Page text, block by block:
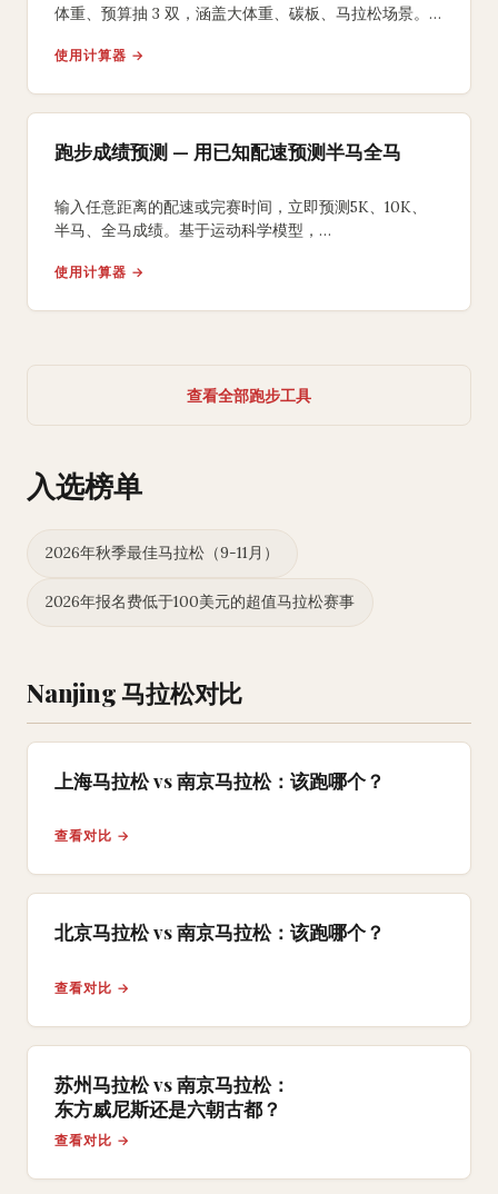
体重、预算抽 3 双，涵盖大体重、碳板、马拉松场景。
使用计算器 →
跑步成绩预测 — 用已知配速预测半马全马
输入任意距离的配速或完赛时间，立即预测5K、10K、
半马、全马成绩。基于运动科学模型，
使用计算器 →
查看全部跑步工具
入选榜单
2026年秋季最佳马拉松（9-11月）
2026年报名费低于100美元的超值马拉松赛事
Nanjing 马拉松对比
上海马拉松 vs 南京马拉松：该跑哪个？
查看对比 →
北京马拉松 vs 南京马拉松：该跑哪个？
查看对比 →
苏州马拉松 vs 南京马拉松：
东方威尼斯还是六朝古都？
查看对比 →